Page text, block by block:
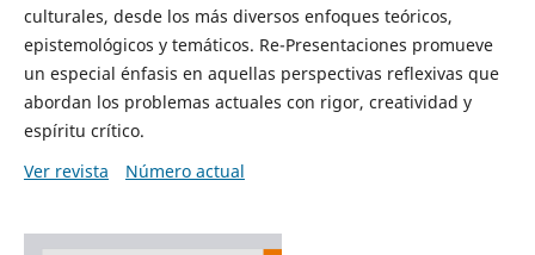
culturales, desde los más diversos enfoques teóricos,
epistemológicos y temáticos. Re-Presentaciones promueve
un especial énfasis en aquellas perspectivas reflexivas que
abordan los problemas actuales con rigor, creatividad y
espíritu crítico.
Ver revista
Número actual